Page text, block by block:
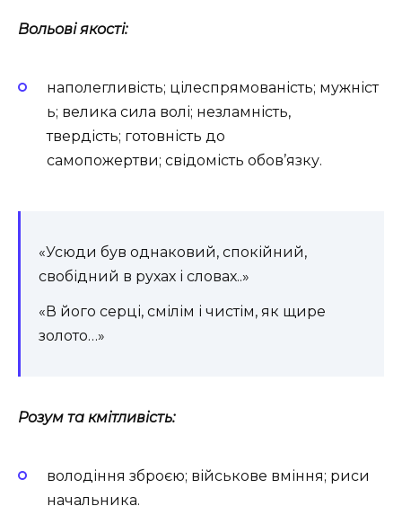
Вольові якості:
наполегливість; цілеспрямованість; мужніст
ь; велика сила волі; незламність,
твердість; готовність до
самопожертви; свідомість обов’язку.
«Усюди був однаковий, спокійний,
свобідний в рухах і словах..»
«В його серці, смілім і чистім, як щире
золото…»
Розум та кмітливість:
володіння зброєю; військове вміння; риси
начальника.